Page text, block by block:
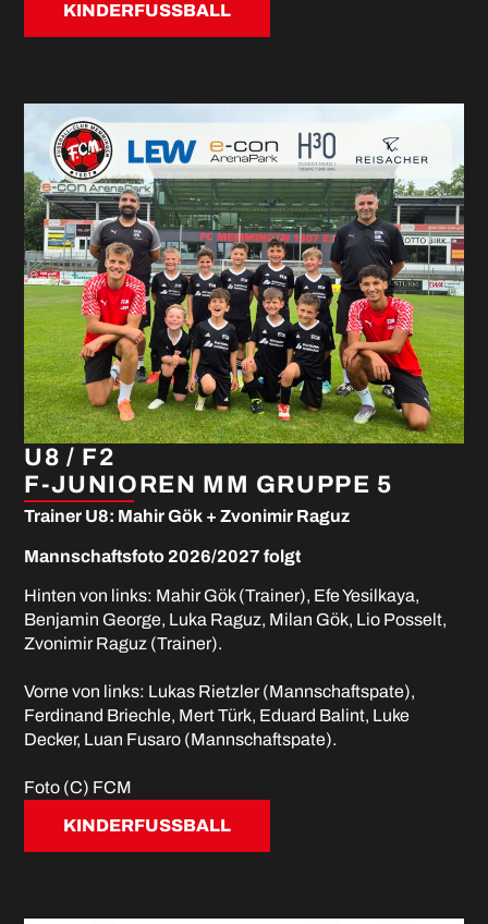
KINDERFUSSBALL
U8 / F2
F-JUNIOREN MM GRUPPE 5
Trainer U8: Mahir Gök + Zvonimir Raguz
Mannschaftsfoto 2026/2027 folgt
Hinten von links: Mahir Gök (Trainer), Efe Yesilkaya,
Benjamin George, Luka Raguz, Milan Gök, Lio Posselt,
Zvonimir Raguz (Trainer).
Vorne von links: Lukas Rietzler (Mannschaftspate),
Ferdinand Briechle, Mert Türk, Eduard Balint, Luke
Decker, Luan Fusaro (Mannschaftspate).
Foto (C) FCM
KINDERFUSSBALL